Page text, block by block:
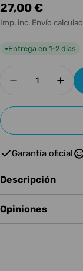
Precio
habitual
27,00 €
Imp. inc. Envío
●Entrega en 1-2 días
Disminuir
Garantía oficial
Descripción
Opiniones